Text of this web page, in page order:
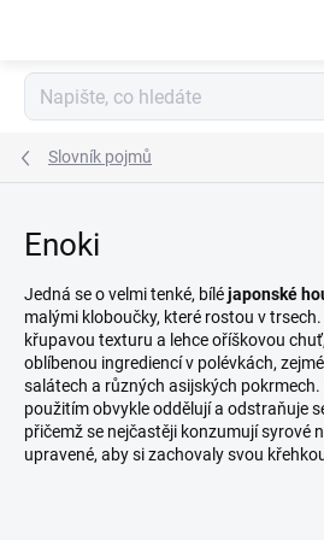
Slovník pojmů
Enoki
Jedná se o velmi tenké, bíléjaponské
malými kloboučky, které rostou v trsech.
křupavou texturu a lehce oříškovou
oblíbenou ingrediencí v polévkách,
salátech a různých asijských pokrmech.
použitím obvykle oddělují a odstraňuje
přičemž se nejčastěji konzumují syrové
upravené, aby si zachovaly svou